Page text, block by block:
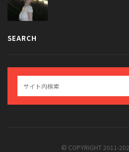
SEARCH
© COPYRIGHT 2011-